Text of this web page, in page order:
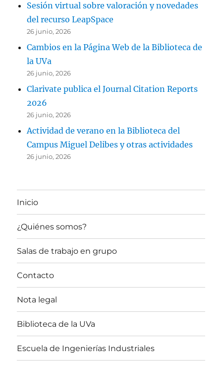
Sesión virtual sobre valoración y novedades
del recurso LeapSpace
26 junio, 2026
Cambios en la Página Web de la Biblioteca de
la UVa
26 junio, 2026
Clarivate publica el Journal Citation Reports
2026
26 junio, 2026
Actividad de verano en la Biblioteca del
Campus Miguel Delibes y otras actividades
26 junio, 2026
Inicio
¿Quiénes somos?
Salas de trabajo en grupo
Contacto
Nota legal
Biblioteca de la UVa
Escuela de Ingenierías Industriales